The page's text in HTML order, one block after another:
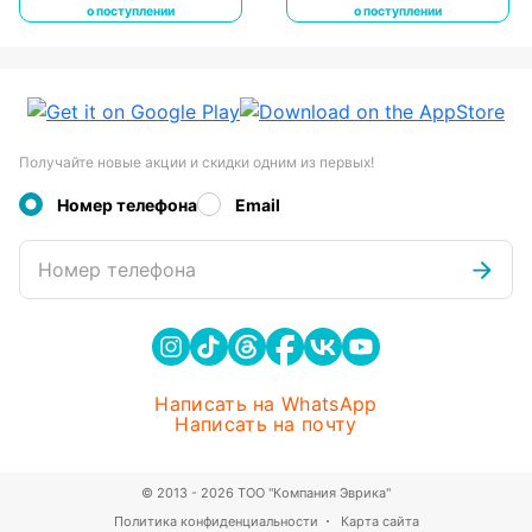
о поступлении
о поступлении
Получайте новые акции и скидки одним из первых!
Номер телефона Email
Номер телефона
Написать на WhatsApp
Написать на почту
Политика конфиденциальности Карта сайта
© 2013 - 2026 ТОО "Компания Эврика"